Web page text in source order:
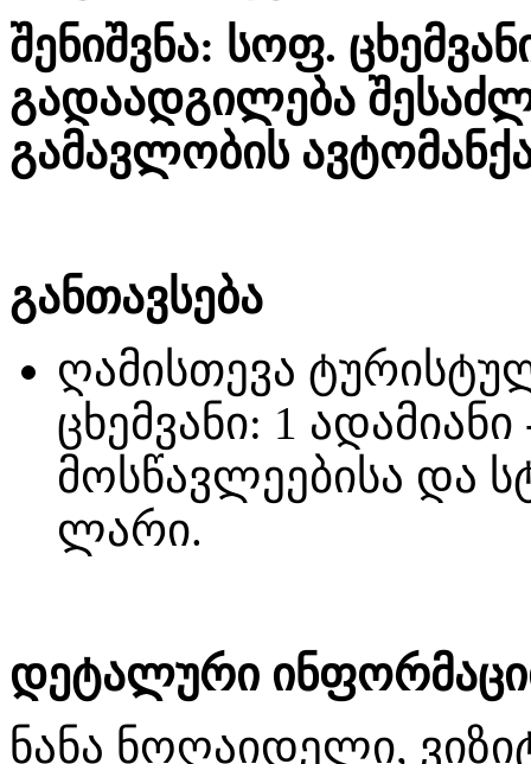
შენიშვნა: სოფ.
გადაადგილება
გამავლობის
განთავსება
ღამისთევა
ცხემვანი: 1
მოსწავლეებისა და
ლარი.
დეტალური
ნანა ნოღაიდელი,